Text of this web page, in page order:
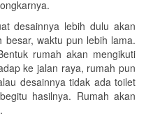
desainnya lebih dulu akan
waktu pun lebih lama.
rumah akan mengikuti
ke jalan raya, rumah pun
desainnya tidak ada toilet
hasilnya. Rumah akan